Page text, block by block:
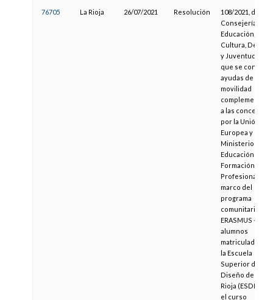
76705 La Rioja 26/07/2021 Resolución
108/2021, de la
Consejería de
Educación,
Cultura,
y Juventud, por
que se
ayudas de
movilidad
a las concedidas
por la Unión
Europea y el
Ministerio de
Educación y
Formación
Profesional en
marco del
programa
comunitario
ERASMUS + para
alumnos
matriculados en
la Escuela
Superior de
Diseño de La
Rioja (ESDIR) en
el curso